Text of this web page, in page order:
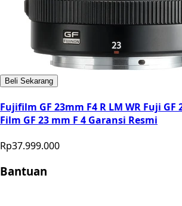
Beli Sekarang
Fujifilm GF 23mm F4 R LM WR Fuji GF
Film GF 23 mm F 4 Garansi Resmi
Rp37.999.000
Bantuan